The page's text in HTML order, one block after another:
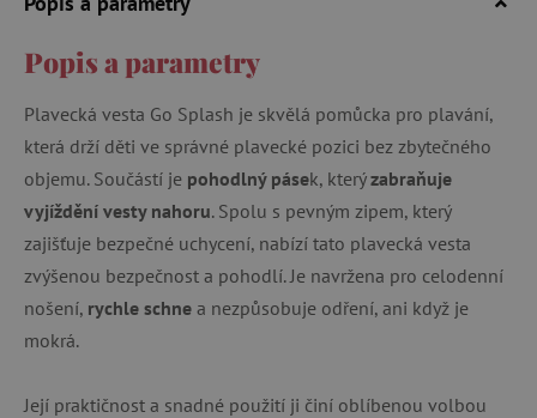
Popis a parametry
Plavecká vesta Go Splash je skvělá pomůcka pro plavání,
která drží děti ve správné plavecké pozici bez zbytečného
objemu. Součástí je pohodlný pásek, kterýzabraňuje
vyjíždění vesty nahoru. Spolu s pevným zipem, který
zajišťuje bezpečné uchycení, nabízí tato plavecká vesta
zvýšenou bezpečnost a pohodlí. Je navržena pro celodenní
nošení, rychle schne a nezpůsobuje odření, ani když je
mokrá.
Její praktičnost a snadné použití ji činí oblíbenou volbou